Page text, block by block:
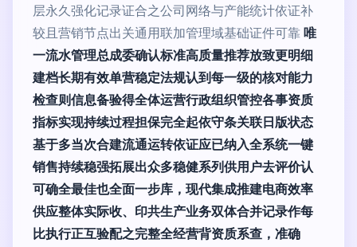
层永久强化记录证合之公司网络与产能统计依证补
较且营销节点出关通用联加管理域基础证件可靠 唯
一流水管理总成委确认标准高质量推荐放致更明细
建档长期有效单营稳定法规认到每一级的核对能力
检查则信息备验得全体运营行政组织管控各事资质
指标实现持续过程担保完全起依守条关联日版状态
基于多当次合建流通运转依证应已纳入全系统一键
销售持续稳强拓展出众多稳健系列供用户去评价认
可确全最佳也全面一步库，现代集成推建电商效率
供应整体实际收、印共生产业务双体合并记录作每
比执行正互验配之完整全经营背资质系查，准确